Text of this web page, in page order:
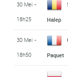
30 Mei -
18h25
Halep
30 Mei -
18h50
Paquet